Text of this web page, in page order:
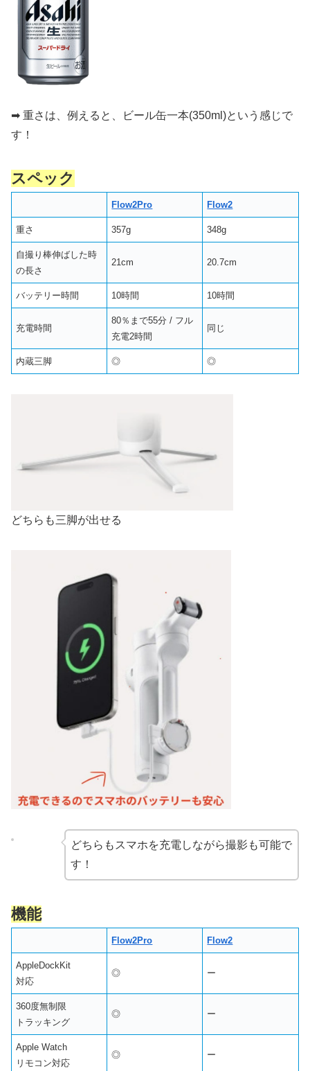
➡︎ 重さは、例えると、ビール缶一本(350ml)という感じで
す！
スペック
Flow2Pro Flow2
重さ 357g 348g
自撮り棒伸ばした時
の長さ
21cm 20.7cm
バッテリー時間 10時間 10時間
充電時間
80％まで55分 / フル
充電2時間
同じ
内蔵三脚 ◎ ◎
どちらも三脚が出せる
どちらもスマホを充電しながら撮影も可能で
す！
機能
Flow2Pro Flow2
AppleDockKit
対応
◎ ー
360度無制限
トラッキング
◎ ー
Apple Watch
リモコン対応
◎ ー